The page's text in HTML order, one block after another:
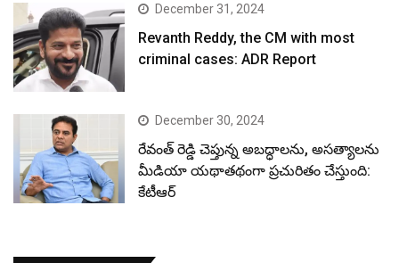
December 31, 2024
Revanth Reddy, the CM with most
criminal cases: ADR Report
December 30, 2024
రేవంత్ రెడ్డి చెప్తున్న అబద్ధాలను, అసత్యాలను
మీడియా యథాతథంగా ప్రచురితం చేస్తుంది:
కేటీఆర్